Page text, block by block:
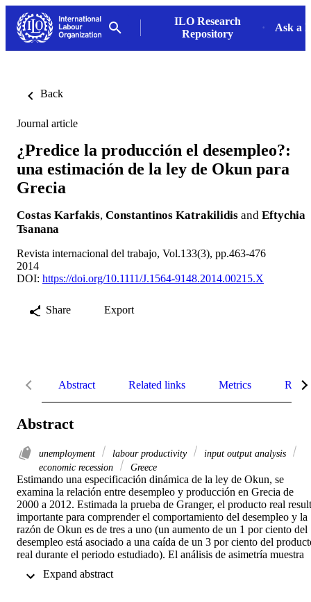
ILO Research
Repository
Ask a
Back
Journal article
¿Predice la producción el desempleo?:
una estimación de la ley de Okun para
Grecia
Costas Karfakis, Constantinos Katrakilidis and Eftychia
Tsanana
Revista internacional del trabajo, Vol.133(3), pp.463-476
2014
DOI: https://doi.org/10.1111/J.1564-9148.2014.00215.X
Share Export
Abstract Related links Metrics
Abstract
unemployment labour productivity
input output analysis
economic recession
Greece
Estimando una especificación dinámica de la ley de Okun, se
examina la relación entre desempleo y producción en Grecia de
2000 a 2012. Estimada la prueba de Granger, el producto real
importante para comprender el comportamiento del desempleo y la
razón de Okun es de tres a uno (un aumento de un 1 por ciento del
desempleo está asociado a una caída de un 3 por ciento del
real durante el periodo estudiado). El análisis de asimetría muestra
durante las contracciones que durante las expansiones de la